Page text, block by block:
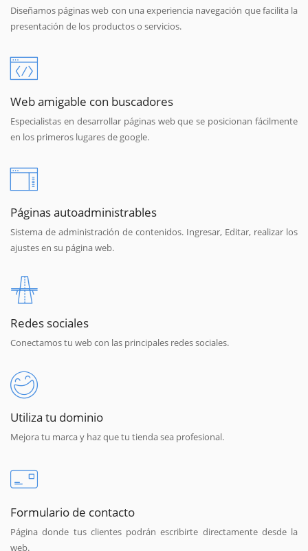
Diseñamos páginas web con una experiencia navegación que facilita la
presentación de los productos o servicios.
Web amigable con buscadores
Especialistas en desarrollar páginas web que se posicionan fácilmente
en los primeros lugares de google.
Páginas autoadministrables
Sistema de administración de contenidos. Ingresar, Editar, realizar los
ajustes en su página web.
Redes sociales
Conectamos tu web con las principales redes sociales.
Utiliza tu dominio
Mejora tu marca y haz que tu tienda sea profesional.
Formulario de contacto
Página donde tus clientes podrán escribirte directamente desde la
web.